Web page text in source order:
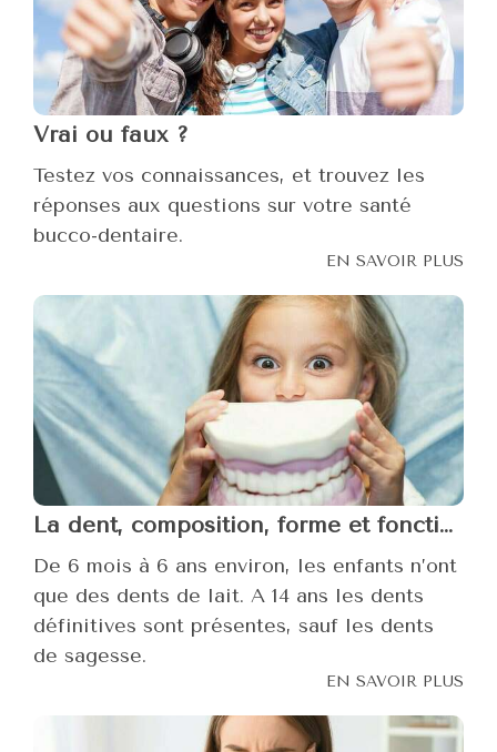
Vrai ou faux ?
Testez vos connaissances, et trouvez les
réponses aux questions sur votre santé
bucco-dentaire.
EN SAVOIR PLUS
La dent, composition, forme et fonction
De 6 mois à 6 ans environ, les enfants n’ont
que des dents de lait. A 14 ans les dents
définitives sont présentes, sauf les dents
de sagesse.
EN SAVOIR PLUS